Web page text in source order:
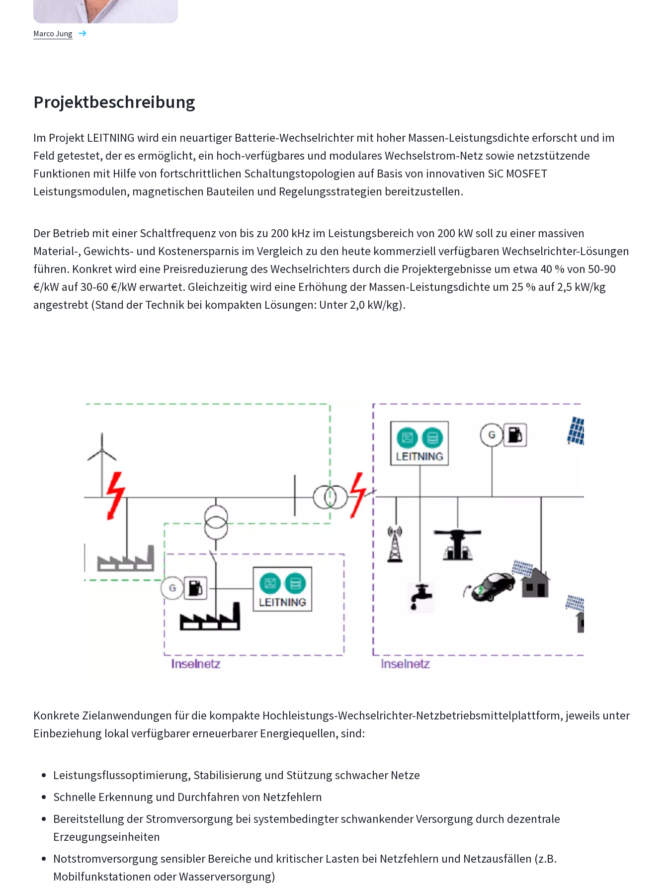
Marco Jung
Projektbeschreibung
Im Projekt LEITNING wird ein neuartiger Batterie-Wechselrichter mit hoher Massen-Leistungsdichte erforscht und im
Feld getestet, der es ermöglicht, ein hoch-verfügbares und modulares Wechselstrom-Netz sowie netzstützende
Funktionen mit Hilfe von fortschrittlichen Schaltungstopologien auf Basis von innovativen SiC MOSFET
Leistungsmodulen, magnetischen Bauteilen und Regelungsstrategien bereitzustellen.
Der Betrieb mit einer Schaltfrequenz von bis zu 200 kHz im Leistungsbereich von 200 kW soll zu einer massiven
Material-, Gewichts- und Kostenersparnis im Vergleich zu den heute kommerziell verfügbaren Wechselrichter-Lösungen
führen. Konkret wird eine Preisreduzierung des Wechselrichters durch die Projektergebnisse um etwa 40 % von 50-90
€/kW auf 30-60 €/kW erwartet. Gleichzeitig wird eine Erhöhung der Massen-Leistungsdichte um 25 % auf 2,5 kW/kg
angestrebt (Stand der Technik bei kompakten Lösungen: Unter 2,0 kW/kg).
Konkrete Zielanwendungen für die kompakte Hochleistungs-Wechselrichter-Netzbetriebsmittelplattform, jeweils unter
Einbeziehung lokal verfügbarer erneuerbarer Energiequellen, sind:
Leistungsflussoptimierung, Stabilisierung und Stützung schwacher Netze
Schnelle Erkennung und Durchfahren von Netzfehlern
Bereitstellung der Stromversorgung bei systembedingter schwankender Versorgung durch dezentrale
Erzeugungseinheiten
Notstromversorgung sensibler Bereiche und kritischer Lasten bei Netzfehlern und Netzausfällen (z.B.
Mobilfunkstationen oder Wasserversorgung)